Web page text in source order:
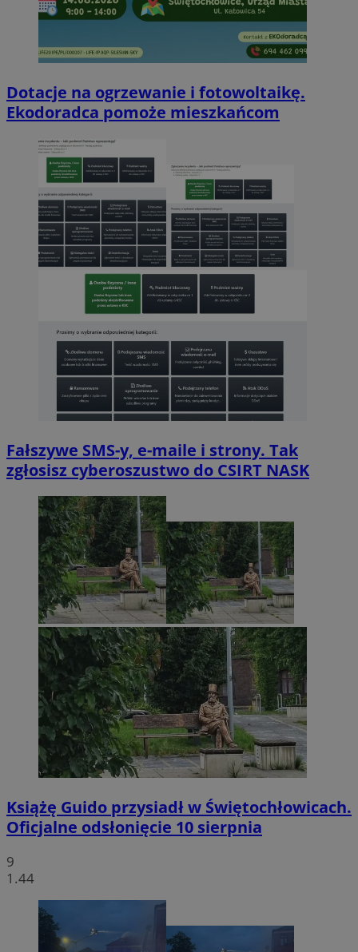
Dotacje na ogrzewanie i fotowoltaikę.
Ekodoradca pomoże mieszkańcom
Fałszywe SMS-y, e-maile i strony. Tak
zgłosisz cyberoszustwo do CSIRT NASK
Książę Guido przysiadł w Świętochłowicach.
Oficjalne odsłonięcie 10 sierpnia
9
1.44